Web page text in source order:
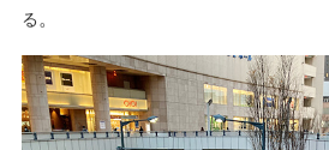
る。